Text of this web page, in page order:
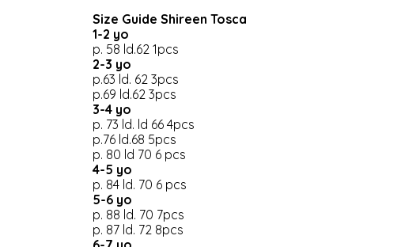
Size Guide Shireen Tosca
1-2 yo
p. 58 ld.62 1pcs
2-3 yo
p.63 ld. 62 3pcs
p.69 ld.62 3pcs
3-4 yo
p. 73 ld. ld 66 4pcs
p.76 ld.68 5pcs
p. 80 ld 70 6 pcs
4-5 yo
p. 84 ld. 70 6 pcs
5-6 yo
p. 88 ld. 70 7pcs
p. 87 ld. 72 8pcs